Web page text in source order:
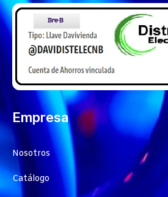
Empresa
Nosotros
Catálogo